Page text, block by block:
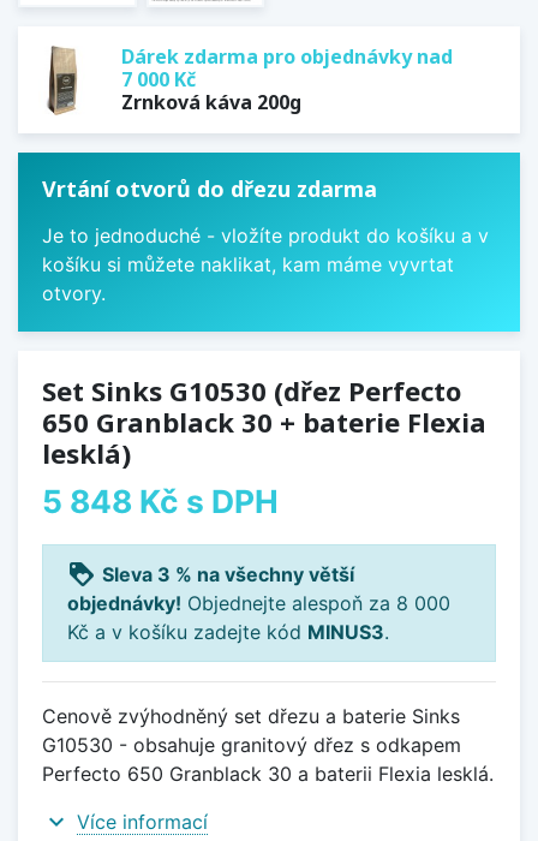
Dárek zdarma pro objednávky nad
7 000 Kč
Zrnková káva 200g
Vrtání otvorů do dřezu zdarma
Je to jednoduché - vložíte produkt do košíku a v
košíku si můžete naklikat, kam máme vyvrtat
otvory.
Set Sinks G10530 (dřez Perfecto
650 Granblack 30 + baterie Flexia
lesklá)
5 848 Kč s DPH
loyalty Sleva 3 % na všechny větší
objednávky! Objednejte alespoň za 8 000
Kč a v košíku zadejte kód MINUS3.
Cenově zvýhodněný set dřezu a baterie Sinks
G10530 - obsahuje granitový dřez s odkapem
Perfecto 650 Granblack 30 a baterii Flexia lesklá.
expand_more Více informací